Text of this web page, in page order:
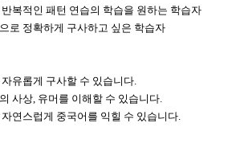
복적인 패턴 연습의 학습을 원하는 학습자
로 정확하게 구사하고 싶은 학습자
유롭게 구사할 수 있습니다.
사상, 유머를 이해할 수 있습니다.
연스럽게 중국어를 익힐 수 있습니다.